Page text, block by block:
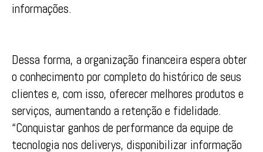
informações.
Dessa forma, a organização financeira espera obter
o conhecimento por completo do histórico de seus
clientes e, com isso, oferecer melhores produtos e
serviços, aumentando a retenção e fidelidade.
“Conquistar ganhos de performance da equipe de
tecnologia nos deliverys, disponibilizar informação